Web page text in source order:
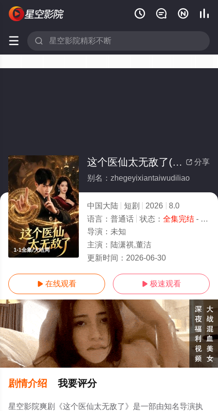
   
 
1-1全集/大结局
 分享
这个医仙太无敌了(全集)
别名：zhegeyixiantaiwudiliao
中国大陆 短剧 2026
8.0
语言： 普通话 状态： 全集完结- 免费在线观看
导演： 未知
主演： 陆潇祺,董洁
更新时间： 2026-06-30
 在线观看  极速观看
剧情介绍 我要评分
星空影院爽剧《这个医仙太无敌了》是一部由知名导演执